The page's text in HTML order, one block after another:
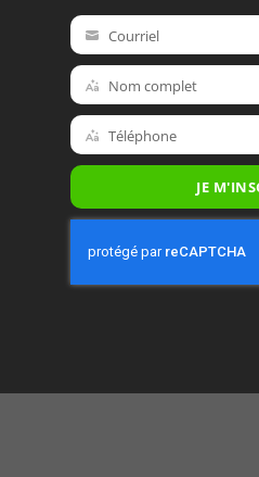
CourrielCourriel
Nom
complet
Nom complet
Téléphone
Téléphone
JE